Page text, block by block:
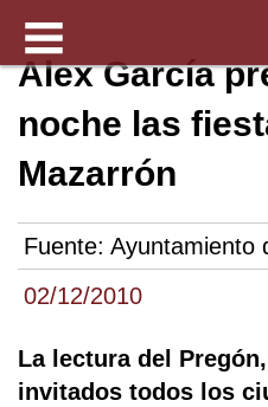
02/12/2010
Alex García
noche las
Mazarrón
Fuente: Ayuntamiento
La lectura del
invitados todos los